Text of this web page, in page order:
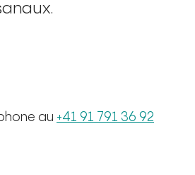
au +41 91 791 36 92